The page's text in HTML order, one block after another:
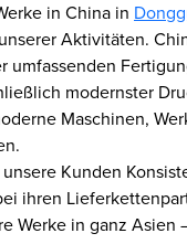
in China in
Aktivitäten.
umfassenden
modernster
Maschinen,
Kunden
ihren
Werke in ganz Asien